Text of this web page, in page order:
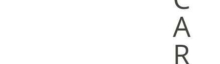
A
R